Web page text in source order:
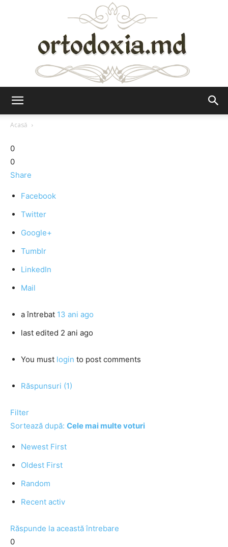
Acasă
0
0
Share
Facebook
Twitter
Google+
Tumblr
LinkedIn
Mail
a întrebat 13 ani ago
last edited 2 ani ago
You must login to post comments
Răspunsuri (1)
Filter
Sortează după: Cele mai multe voturi
Newest First
Oldest First
Random
Recent activ
Răspunde la această întrebare
0